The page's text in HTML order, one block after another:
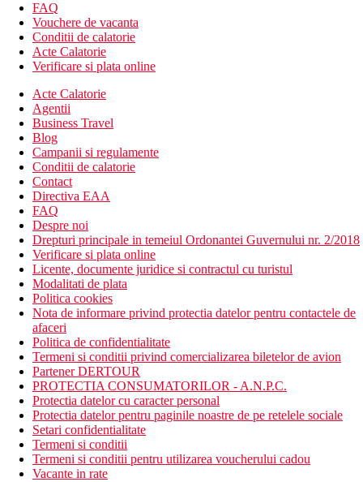
FAQ
Vouchere de vacanta
Conditii de calatorie
Acte Calatorie
Verificare si plata online
Acte Calatorie
Agentii
Business Travel
Blog
Campanii si regulamente
Conditii de calatorie
Contact
Directiva EAA
FAQ
Despre noi
Drepturi principale in temeiul Ordonantei Guvernului nr. 2/2018
Verificare si plata online
Licente, documente juridice si contractul cu turistul
Modalitati de plata
Politica cookies
Nota de informare privind protectia datelor pentru contactele de
afaceri
Politica de confidentialitate
Termeni si conditii privind comercializarea biletelor de avion
Partener DERTOUR
PROTECTIA CONSUMATORILOR - A.N.P.C.
Protectia datelor cu caracter personal
Protectia datelor pentru paginile noastre de pe retelele sociale
Setari confidentialitate
Termeni si conditii
Termeni si conditii pentru utilizarea voucherului cadou
Vacante in rate